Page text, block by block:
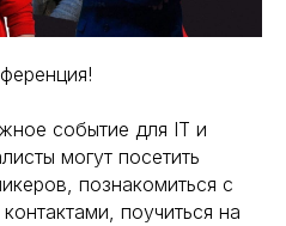
событие для IT и
могут посетить
познакомиться с
поучиться на